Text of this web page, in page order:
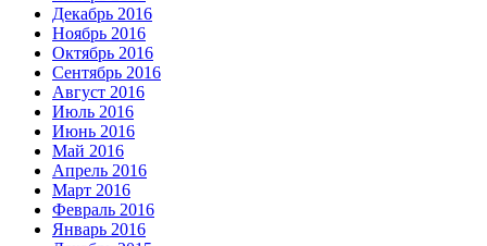
Декабрь 2016
Ноябрь 2016
Октябрь 2016
Сентябрь 2016
Август 2016
Июль 2016
Июнь 2016
Май 2016
Апрель 2016
Март 2016
Февраль 2016
Январь 2016